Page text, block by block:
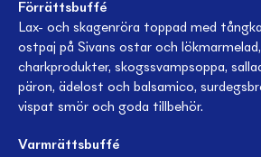
Förrättsbuffé
Lax- och skagenröra toppad med
ostpaj på Sivans ostar och
charkprodukter, skogssvampsoppa,
päron, ädelost och balsamico,
vispat smör och goda tillbehör.
Varmrättsbuffé